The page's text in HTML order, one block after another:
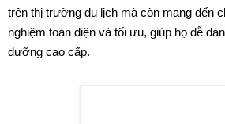
trên thị trường du lịch mà còn mang đến
nghiệm toàn diện và tối ưu, giúp họ dễ
dưỡng cao cấp.